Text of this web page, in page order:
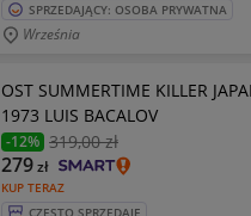
SPRZEDAJĄCY: OSOBA PRYWATNA
Września
OST SUMMERTIME KILLER
1973 LUIS BACALOV
-12% 319,00 zł
KUP TERAZ
279zł
CZĘSTO SPRZEDAJE